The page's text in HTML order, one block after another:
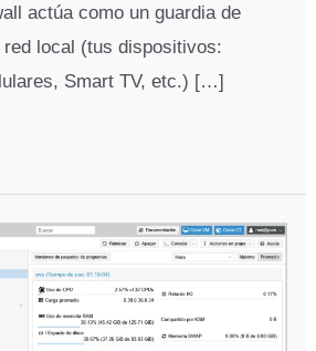
actúa como un guardia de
local (tus dispositivos:
Smart TV, etc.) […]